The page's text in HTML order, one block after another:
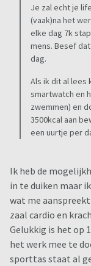
Je zal echt je
(vaak)na het
elke dag 7k
mens. Besef
dag.
Als ik dit al lees
smartwatch en
zwemmen) en
3500kcal aan
een uurtje per
Ik heb de
in te duiken maar
wat me
zaal cardio en
Gelukkig is het op
het werk mee te
sporttas staat al